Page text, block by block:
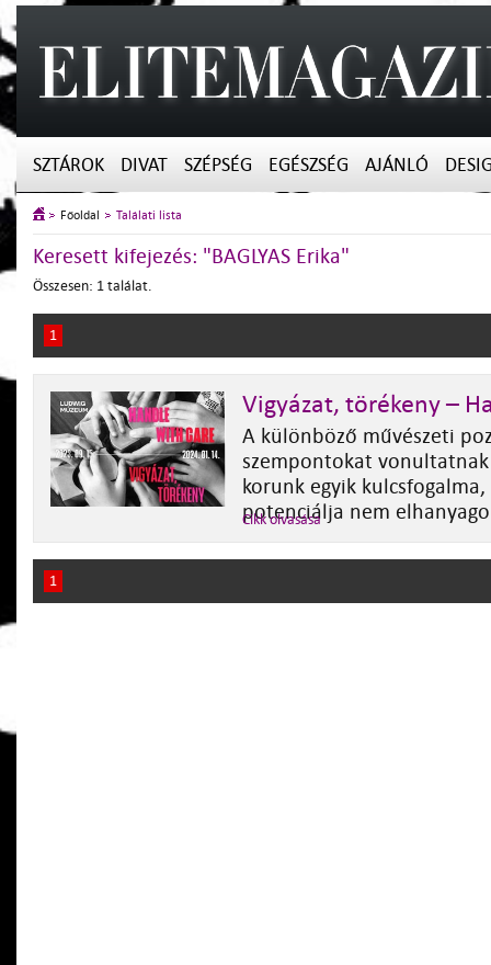
SZTÁROK DIVAT SZÉPSÉG EGÉSZSÉG AJÁNLÓ
Főoldal Találati lista
Keresett kifejezés: "BAGLYAS Erika"
Összesen: 1 találat.
1
Vigyázat, törékeny –
A különböző művészeti
szempontokat
korunk egyik
potenciálja nem
Cikk olvasása
1